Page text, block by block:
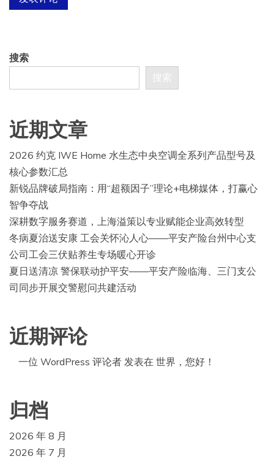
搜索
搜索
近期文章
2026 约克 IWE Home 水生态中央空调全系列产品型号及
核心参数汇总
新锐品牌破局指南：用“超额因子”理论+电梯媒体，打赢心
智争夺战
深耕数字服务赛道，上海溢策以专业赋能企业高效转型
冬病夏治送安康 工会关怀沁人心——平安产险台州中心支
公司工会三伏贴养生专场暖心开诊
夏日送清凉 警保联动护平安——平安产险临海、三门支公
司同步开展交警慰问共建活动
近期评论
一位 WordPress 评论者 发表在 世界，您好！
归档
2026 年 8 月
2026 年 7 月